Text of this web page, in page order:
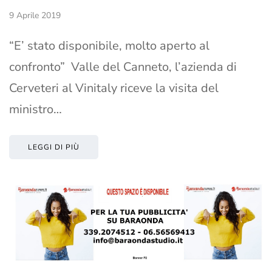
9 Aprile 2019
“E’ stato disponibile, molto aperto al
confronto” Valle del Canneto, l’azienda di
Cerveteri al Vinitaly riceve la visita del
ministro…
LEGGI DI PIÙ